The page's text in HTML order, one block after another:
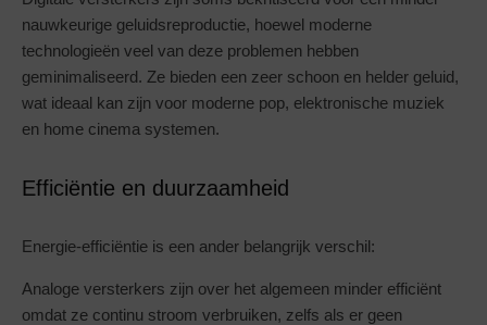
nauwkeurige geluidsreproductie, hoewel moderne
technologieën veel van deze problemen hebben
geminimaliseerd. Ze bieden een zeer schoon en helder geluid,
wat ideaal kan zijn voor moderne pop, elektronische muziek
en home cinema systemen.
Efficiëntie en duurzaamheid
Energie-efficiëntie is een ander belangrijk verschil:
Analoge versterkers zijn over het algemeen minder efficiënt
omdat ze continu stroom verbruiken, zelfs als er geen